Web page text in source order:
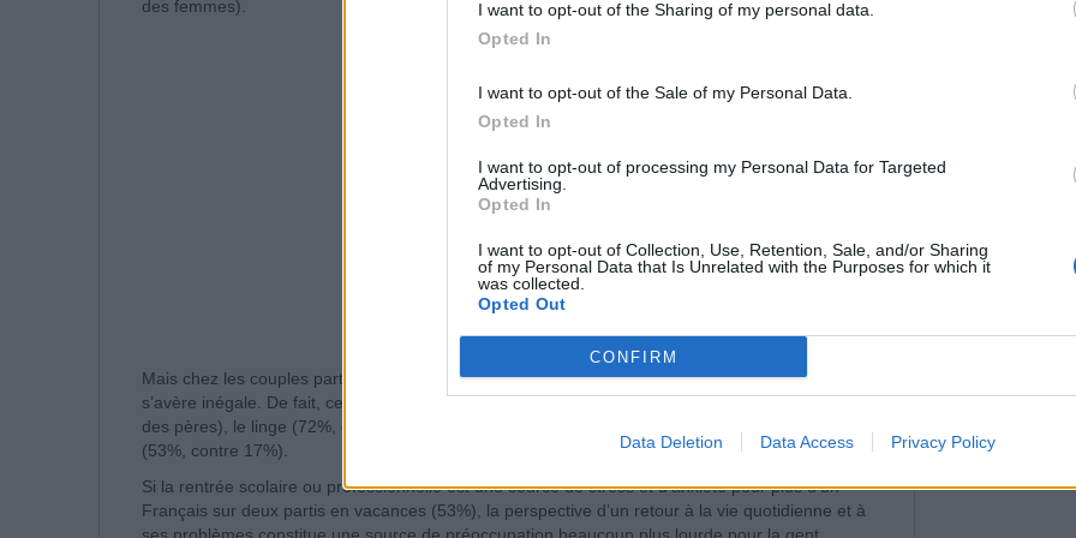
I want to opt-out of the Sharing of my personal data.
Opted In
I want to opt-out of the Sale of my Personal Data.
Opted In
I want to opt-out of processing my Personal Data for Targeted
Advertising.
Opted In
I want to opt-out of Collection, Use, Retention, Sale, and/or Sharing
of my Personal Data that Is Unrelated with the Purposes for which it
was collected.
Opted Out
CONFIRM
Data Deletion Data Access Privacy Policy
des femmes).
Mais chez les couples partis en vacances avec des enfants, la répartition des tâches parentales
s’avère inégale. De fait, ce sont les femmes qui s’occupent de faire les valises (71%, contre 12%
des pères), le linge (72%, contre 13%) ou de préparer les repas en cas d’activités extérieures
(53%, contre 17%).
Si la rentrée scolaire ou professionnelle est une source de stress et d’anxiété pour plus d’un
Français sur deux partis en vacances (53%), la perspective d’un retour à la vie quotidienne et à
LES CODES BARRES
CONNAÎTRE
Le code barre